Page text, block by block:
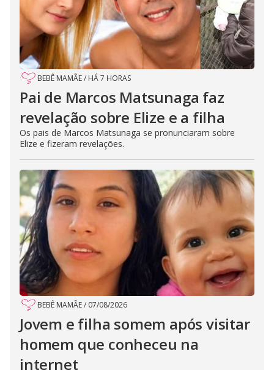
BEBÊ MAMÃE/ HÁ 7 HORAS
Pai de Marcos Matsunaga faz
revelação sobre Elize e a filha
Os pais de Marcos Matsunaga se pronunciaram sobre
Elize e fizeram revelações.
BEBÊ MAMÃE/ 07/08/2026
Jovem e filha somem após visitar
homem que conheceu na
internet